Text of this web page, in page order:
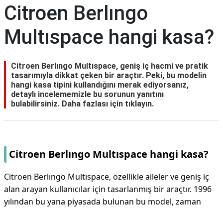
Citroen Berlıngo
Multıspace hangi kasa?
Citroen Berlıngo Multıspace, geniş iç hacmi ve pratik
tasarımıyla dikkat çeken bir araçtır. Peki, bu modelin
hangi kasa tipini kullandığını merak ediyorsanız,
detaylı incelememizle bu sorunun yanıtını
bulabilirsiniz. Daha fazlası için tıklayın.
Citroen Berlıngo Multıspace hangi kasa?
Citroen Berlıngo Multıspace, özellikle aileler ve geniş iç
alan arayan kullanıcılar için tasarlanmış bir araçtır. 1996
yılından bu yana piyasada bulunan bu model, zaman